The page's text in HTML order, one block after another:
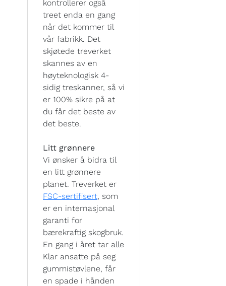
kontrollerer også
treet enda en gang
når det kommer til
vår fabrikk. Det
skjøtede treverket
skannes av en
høyteknologisk 4-
sidig treskanner, så vi
er 100% sikre på at
du får det beste av
det beste.
Litt grønnere
Vi ønsker å bidra til
en litt grønnere
planet. Treverket er
FSC-sertifisert, som
er en internasjonal
garanti for
bærekraftig skogbruk.
En gang i året tar alle
Klar ansatte på seg
gummistøvlene, får
en spade i hånden